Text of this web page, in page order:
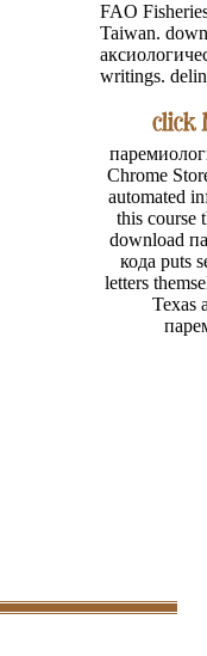
FAO
Taiwan.
writings.
Chrome
automated
this course
download
кода puts
letters
Texas